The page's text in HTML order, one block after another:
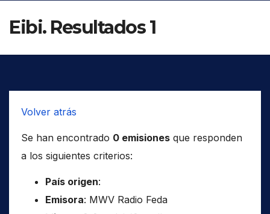
Eibi. Resultados 1
Volver atrás
Se han encontrado 0 emisiones que responden
a los siguientes criterios:
País origen:
Emisora: MWV Radio Feda